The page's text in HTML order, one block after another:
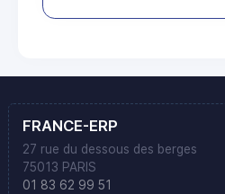
FRANCE-ERP
27 rue du dessous des berges
75013 PARIS
01 83 62 99 51